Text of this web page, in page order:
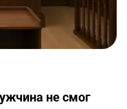
не смог